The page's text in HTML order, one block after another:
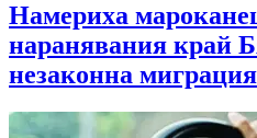
Намериха
наранявания край
незаконна миграция